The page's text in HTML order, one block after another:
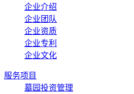
企业介绍
企业团队
企业资质
企业专利
企业文化
服务项目
墓园投资管理